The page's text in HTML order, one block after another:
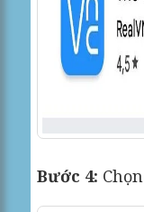
Bước 4: Chọn